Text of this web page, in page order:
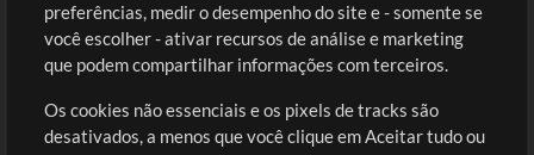
Conteúdo Grátis
Solicite uma Música
Extras
Sessões
Cadastre-se
Ir ao carrinho
preferências, medir o desempenho do site e - somente se
você escolher - ativar recursos de análise e marketing
que podem compartilhar informações com terceiros.
Os cookies não essenciais e os pixels de tracks são
desativados, a menos que você clique em Aceitar tudo ou